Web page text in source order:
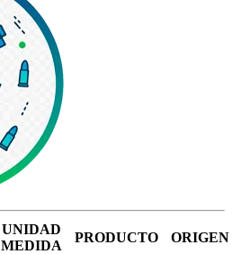
UNIDAD
MEDIDA
PRODUCTO ORIGEN